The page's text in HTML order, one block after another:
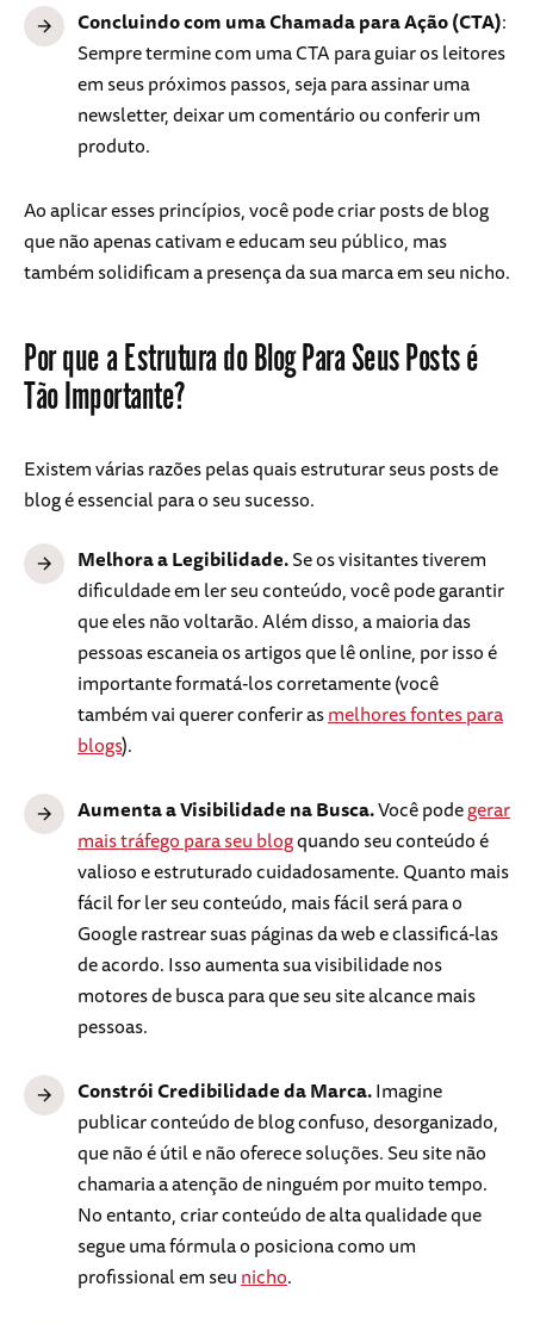
Concluindo com uma Chamada para Ação (CTA):
Sempre termine com uma CTA para guiar os leitores
em seus próximos passos, seja para assinar uma
newsletter, deixar um comentário ou conferir um
produto.
Ao aplicar esses princípios, você pode criar posts de blog
que não apenas cativam e educam seu público, mas
também solidificam a presença da sua marca em seu nicho.
Por que a Estrutura do Blog Para Seus Posts é
Tão Importante?
Existem várias razões pelas quais estruturar seus posts de
blog é essencial para o seu sucesso.
Melhora a Legibilidade.Se os visitantes tiverem
dificuldade em ler seu conteúdo, você pode garantir
que eles não voltarão. Além disso, a maioria das
pessoas escaneia os artigos que lê online, por isso é
importante formatá-los corretamente (você
também vai querer conferir asmelhores fontes para
blogs).
Aumenta a Visibilidade na Busca.Você podegerar
mais tráfego para seu blogquando seu conteúdo é
valioso e estruturado cuidadosamente. Quanto mais
fácil for ler seu conteúdo, mais fácil será para o
Google rastrear suas páginas da web e classificá-las
de acordo. Isso aumenta sua visibilidade nos
motores de busca para que seu site alcance mais
pessoas.
Constrói Credibilidade da Marca.Imagine
publicar conteúdo de blog confuso, desorganizado,
que não é útil e não oferece soluções. Seu site não
chamaria a atenção de ninguém por muito tempo.
No entanto, criar conteúdo de alta qualidade que
segue uma fórmula o posiciona como um
profissional em seunicho.